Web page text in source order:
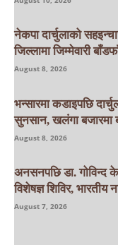
नेकपा दार्चुलाको
जिल्लामा जिम्मेवारी
August 8, 2026
भन्सारमा कडाइपछि
सुनसान, खलंगा बजारमा
August 8, 2026
अनसनपछि डा. गोविन्द
विशेषज्ञ शिविर, भारतीय
August 7, 2026